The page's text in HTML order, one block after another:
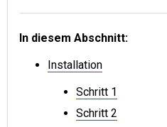
In diesem Abschnitt:
Installation
Schritt 1
Schritt 2